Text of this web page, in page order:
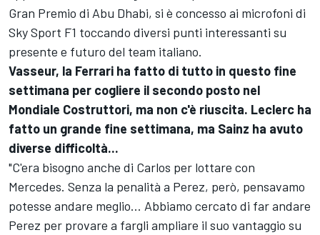
Gran Premio di Abu Dhabi, si è concesso ai microfoni di
Sky Sport F1 toccando diversi punti interessanti su
presente e futuro del team italiano.
Vasseur, la Ferrari ha fatto di tutto in questo fine
settimana per cogliere il secondo posto nel
Mondiale Costruttori, ma non c'è riuscita. Leclerc ha
fatto un grande fine settimana, ma Sainz ha avuto
diverse difficoltà...
"C'era bisogno anche di Carlos per lottare con
Mercedes. Senza la penalità a Perez, però, pensavamo
potesse andare meglio... Abbiamo cercato di far andare
Perez per provare a fargli ampliare il suo vantaggio su